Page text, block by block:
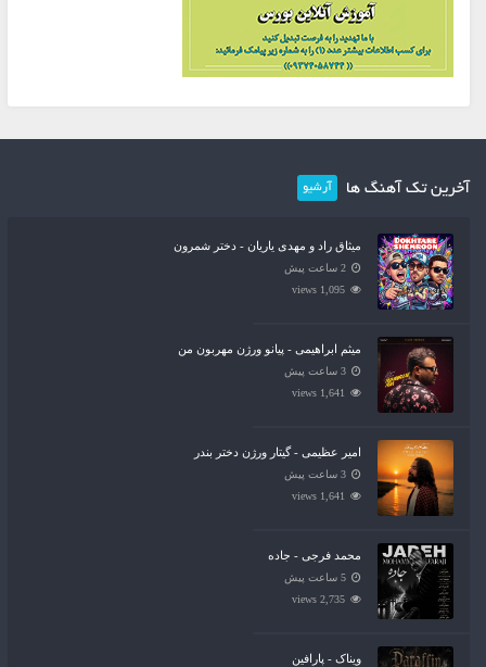
آخرین تک آهنگ ها آرشیو
میثاق راد و مهدی یاریان - دختر شمرون
2 ساعت پیش
1,095 views
میثم ابراهیمی - پیانو ورژن مهربون من
3 ساعت پیش
1,641 views
امیر عظیمی - گیتار ورژن دختر بندر
3 ساعت پیش
1,641 views
محمد فرجی - جاده
5 ساعت پیش
2,735 views
ویناک - پارافین